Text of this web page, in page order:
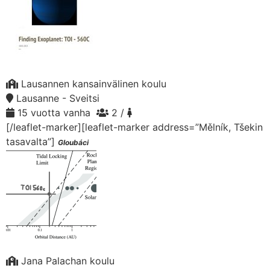
Lausannen kansainvälinen koulu
Lausanne - Sveitsi
15 vuotta vanha
2 /
[/leaflet-marker][leaflet-marker address=”Mělník, Tšekin
tasavalta”] Gloubáci
Jana Palachan koulu